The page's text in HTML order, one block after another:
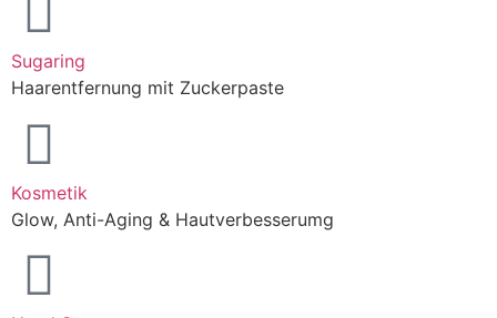
Sugaring
Haarentfernung mit Zuckerpaste
Kosmetik
Glow, Anti-Aging & Hautverbesserumg